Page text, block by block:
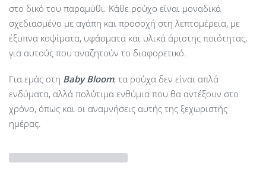
στο δικό του παραμύθι. Κάθε ρούχο είναι μοναδικά
σχεδιασμένο με αγάπη και προσοχή στη λεπτομέρεια, με
έξυπνα κοψίματα, υφάσματα και υλικά άριστης ποιότητας,
για αυτούς που αναζητούν το διαφορετικό.
Για εμάς στη Baby Bloom, τα ρούχα δεν είναι απλά
ενδύματα, αλλά πολύτιμα ενθύμια που θα αντέξουν στο
χρόνο, όπως και οι αναμνήσεις αυτής της ξεχωριστής
ημέρας.